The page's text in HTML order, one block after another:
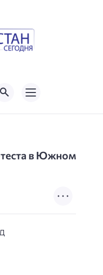
в Южном